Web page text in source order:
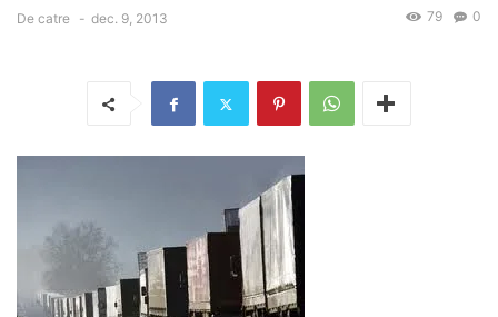
De catre - dec. 9, 2013 0
79